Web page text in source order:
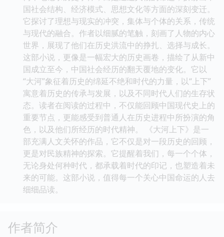
国社会结构、经济模式、思想文化等方面的深刻变迁。
它探讨了理想与现实的冲突，集体与个体的关系，传统
与现代的融合。作者以细腻的笔触，刻画了人物的内心
世界，展现了他们在历史洪流中的挣扎、选择与成长。
这部小说，更像是一幅宏大的历史画卷，描绘了从新中
国成立至今，中国社会经历的翻天覆地的变化。它以
“大河”象征着历史的绵延不绝和时代的力量，以“上下”
寓意着历史的传承与发展，以及不同时代人们的生存状
态。读者在阅读的过程中，不仅能回顾中国现代史上的
重要节点，更能感受到普通人在历史进程中所扮演的角
色，以及他们所经历的时代精神。 《大河上下》是一
部充满人文关怀的作品，它不仅是对一段历史的回顾，
更是对民族精神的探索。它提醒着我们，每一个个体，
无论身处何种时代，都承载着时代的印记，也塑造着未
来的可能。这部小说，值得每一个关心中国命运的人去
细细品读。
作者简介